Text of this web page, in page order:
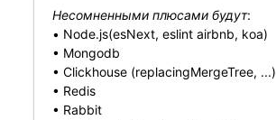
Несомненными плюсами будут:
• Node.js(esNext, eslint airbnb, koa)
• Mongodb
• Clickhouse (replacingMergeTree, ...)
• Redis
• Rabbit